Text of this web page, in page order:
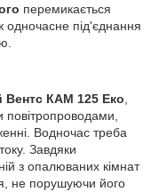
перемикається
під'єднання
Вентс КАМ 125 Еко,
повітропроводами,
Водночас треба
Завдяки
з опалюваних кімнат
не порушуючи його